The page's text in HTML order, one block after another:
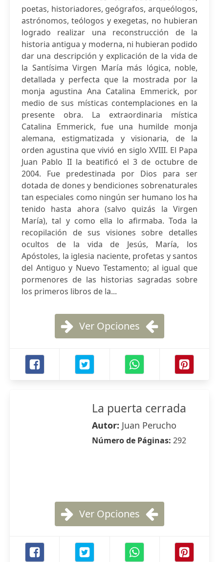
poetas, historiadores, geógrafos, arqueólogos,
astrónomos, teólogos y exegetas, no hubieran
logrado realizar una reconstrucción de la
historia antigua y moderna, ni hubieran podido
dar una descripción y explicación de la vida de
la Santísima Virgen María más lógica, noble,
detallada y perfecta que la mostrada por la
monja agustina Ana Catalina Emmerick, por
medio de sus místicas contemplaciones en la
presente obra. La extraordinaria mística
Catalina Emmerick, fue una humilde monja
alemana, estigmatizada y visionaria, de la
orden agustina que vivió en siglo XVIII. El Papa
Juan Pablo II la beatificó el 3 de octubre de
2004. Fue predestinada por Dios para ser
dotada de dones y bendiciones sobrenaturales
tan especiales como ningún ser humano los ha
tenido hasta ahora (salvo quizás la Virgen
María), tal y como ella lo afirmaba. Toda la
recopilación de sus visiones sobre detalles
ocultos de la vida de Jesús, María, los
Apóstoles, la iglesia naciente, profetas y santos
del Antiguo y Nuevo Testamento; al igual que
pormenores de las historias sagradas sobre
los primeros libros de la...
Ver Opciones
La puerta cerrada
Autor: Juan Perucho
Número de Páginas: 292
Ver Opciones